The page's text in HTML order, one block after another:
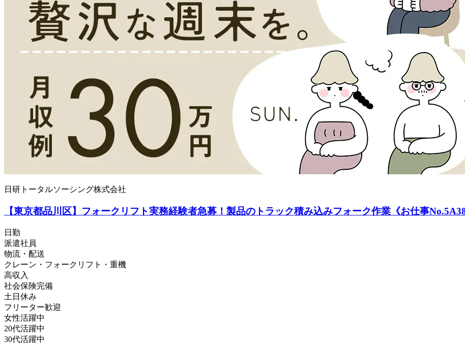
日研トータルソーシング株式会社
【東京都品川区】フォークリフト実務経験者急募！製品のトラック積み込みフォーク作業《お仕事
日勤
派遣社員
物流・配送
クレーン・フォークリフト・重機
高収入
社会保険完備
土日休み
フリーター歓迎
女性活躍中
20代活躍中
30代活躍中